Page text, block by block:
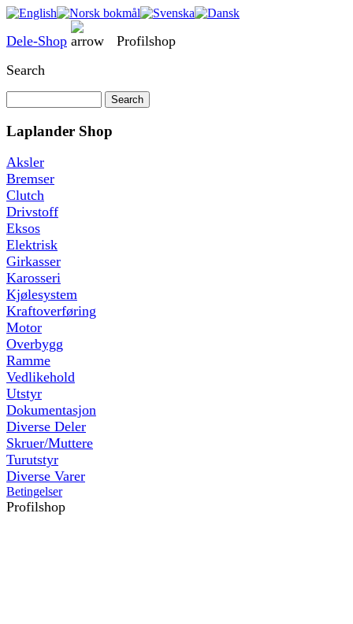
Dele-Shop
Profilshop
Search
Laplander Shop
Aksler
Bremser
Clutch
Drivstoff
Eksos
Elektrisk
Girkasser
Karosseri
Kjølesystem
Kraftoverføring
Motor
Overbygg
Ramme
Vedlikehold
Utstyr
Dokumentasjon
Diverse Deler
Skruer/Muttere
Turutstyr
Diverse Varer
Betingelser
Profilshop